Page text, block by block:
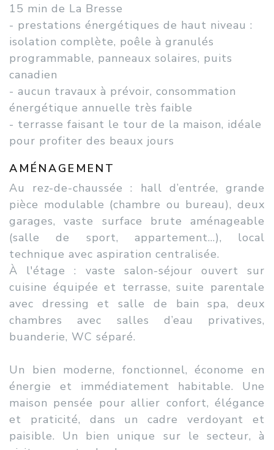
15 min de La Bresse
- prestations énergétiques de haut niveau :
isolation complète, poêle à granulés
programmable, panneaux solaires, puits
canadien
- aucun travaux à prévoir, consommation
énergétique annuelle très faible
- terrasse faisant le tour de la maison, idéale
pour profiter des beaux jours
AMÉNAGEMENT
Au rez-de-chaussée : hall d’entrée, grande
pièce modulable (chambre ou bureau), deux
garages, vaste surface brute aménageable
(salle de sport, appartement…), local
technique avec aspiration centralisée.
À l'étage : vaste salon-séjour ouvert sur
cuisine équipée et terrasse, suite parentale
avec dressing et salle de bain spa, deux
chambres avec salles d’eau privatives,
buanderie, WC séparé.
Un bien moderne, fonctionnel, économe en
énergie et immédiatement habitable. Une
maison pensée pour allier confort, élégance
et praticité, dans un cadre verdoyant et
paisible. Un bien unique sur le secteur, à